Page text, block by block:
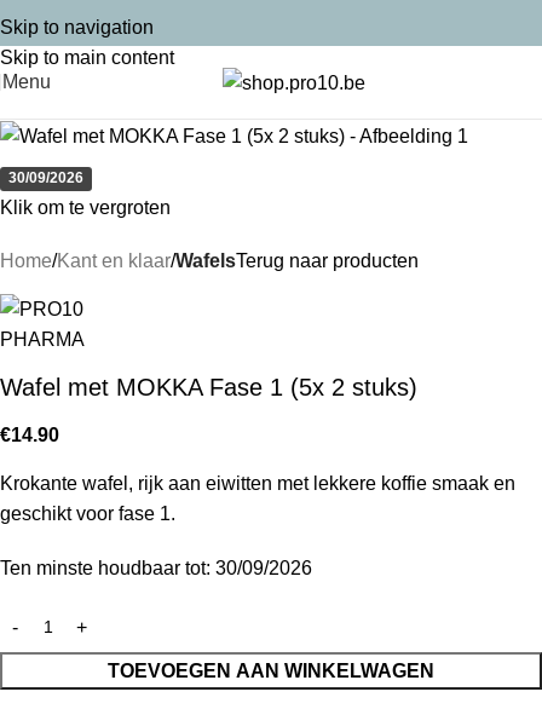
Skip to navigation
Skip to main content
Menu
30/09/2026
Klik om te vergroten
Home Kant en klaar WafelsTerug naar producten
Wafel met MOKKA Fase 1 (5x 2 stuks)
€14.90
Krokante wafel, rijk aan eiwitten met lekkere koffie smaak en
geschikt voor fase 1.
Ten minste houdbaar tot: 30/09/2026
TOEVOEGEN AAN WINKELWAGEN